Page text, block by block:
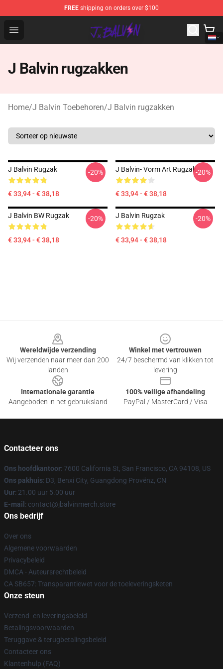
FREE shipping on orders over $100
Open menu
J Balvin Store - Official J Balvin Merchandise Shop
J Balvin rugzakken
Home/J Balvin Toebehoren/J Balvin rugzakken
J Balvin Rugzak
€ 33,94 - € 38,18
-20% J Balvin- Vorm Art Rugzak
€ 33,94 - € 38,18
-20%
J Balvin BW Rugzak
€ 33,94 - € 38,18
-20% J Balvin Rugzak
€ 33,94 - € 38,18
-20%
Wereldwijde verzending
Wij verzenden naar meer dan 200
landen
Winkel met vertrouwen
24/7 beschermd van klikken tot
levering
Internationale garantie
Aangeboden in het gebruiksland
100% veilige afhandeling
PayPal / MasterCard / Visa
Contacteer ons
Ons hoofdkantoor: 7600 California St, San Francisco, CA 94108, US
Ons pakhuis: D3, Benxi City, Guangdong Provënz, CN
Uur: 21.00 uur 5.00 uur
E-mail : contact@jbalvinmerch.store
Ons bedrijf
Over ons
Algemene voorwaarden
Privacybeleid
DMCA - Auteursrechtbeleid
CA SB657: Transparantiewet voor de toeleveringsketen
Onze steun
Verzend- en leveringsbeleid
Betalingsvoorwaarden
Teruggave & terugbetalingsbeleid
Contacteer ons
Klantenhulp (FAQ)